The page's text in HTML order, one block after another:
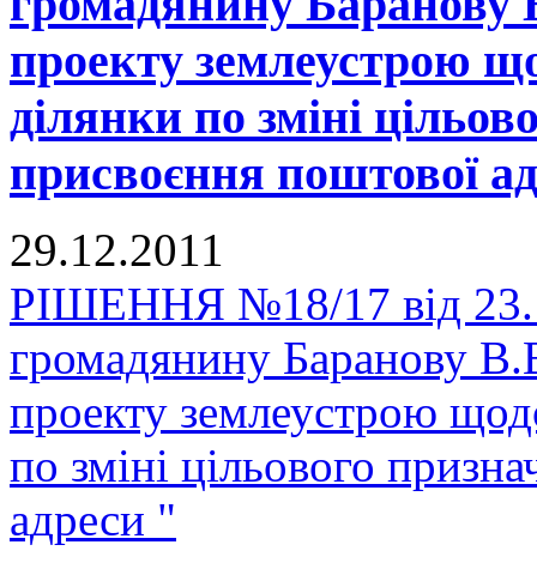
проекту землеустрою
ділянки по зміні
присвоєння поштової
29.12.2011
РІШЕННЯ №18/17 від
громадянину Баранову
проекту землеустрою
по зміні цільового
адреси "